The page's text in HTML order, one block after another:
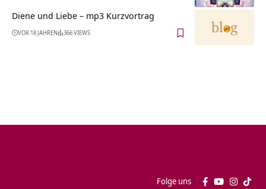
Diene und Liebe – mp3 Kurzvortrag
VOR 18 JAHREN 366 VIEWS
Folge uns